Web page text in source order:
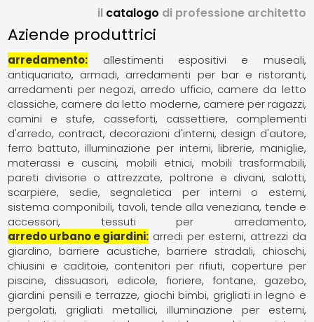
il catalogo di professione architetto
Aziende produttrici
arredamento
allestimenti espositivi e museali
antiquariato
armadi
arredamenti per bar e ristoranti
arredamenti per negozi arredo ufficio camere da letto
classiche camere da letto moderne camere per ragazzi
camini e stufe
casseforti cassettiere
complementi
d'arredo contract decorazioni d'interni design d'autore
ferro battuto illuminazione per interni librerie maniglie
materassi e cuscini
mobili etnici
mobili trasformabili
pareti divisorie o attrezzate poltrone e divani
salotti
scarpiere
sedie
segnaletica per interni o esterni
sistema componibili tavoli tende alla veneziana tende e
accessori
tessuti per arredamento
arredo urbano e giardini arredi per esterni attrezzi da
giardino
barriere acustiche barriere stradali
chioschi
chiusini e caditoie
contenitori per rifiuti
coperture per
piscine
dissuasori edicole fioriere fontane
gazebo
giardini pensili e terrazze giochi bimbi grigliati in legno e
pergolati
grigliati metallici
illuminazione per esterni